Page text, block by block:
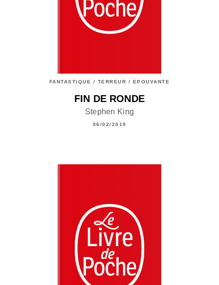
FANTASTIQUE / TERREUR / EPOUVANTE
FIN DE RONDE
Stephen King
06/02/2019